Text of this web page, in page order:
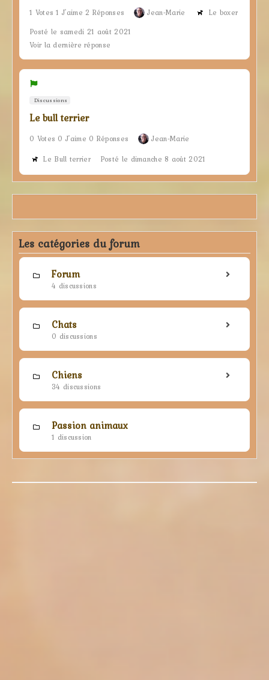
1 Votes 1 J'aime 2 Réponses Jean-Marie
Le boxer
Posté le samedi 21 août 2021
Voir la dernière réponse
Discussions
Le bull terrier
0 Votes 0 J'aime 0 Réponses
Jean-Marie
Le Bull terrier
Posté le dimanche 8 août 2021
Les catégories du forum
Forum
4 discussions
Chats
0 discussions
Chiens
34 discussions
Passion animaux
1 discussion